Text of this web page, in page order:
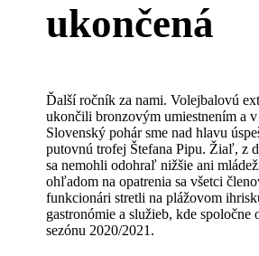
ukončená
Ďalší ročník za nami. Volejbalovú
ukončili bronzovým umiestnením a
Slovenský pohár sme nad hlavu
putovnú trofej Štefana Pipu. Žiaľ, z
sa nemohli odohraľ nižšie ani
ohľadom na opatrenia sa všetci
funkcionári stretli na plážovom
gastronómie a služieb, kde
sezónu 2020/2021.